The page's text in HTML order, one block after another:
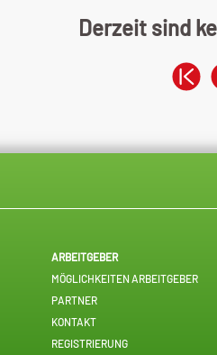
Derzeit sind
ARBEITGEBER
MÖGLICHKEITEN ARBEITGEBER
PARTNER
KONTAKT
REGISTRIERUNG